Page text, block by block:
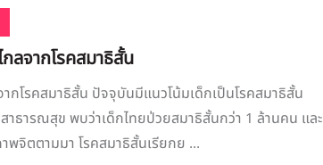
กลจากโรคสมาธิสั้น
ากโรคสมาธิสั้น ปัจจุบันมีแนวโน้มเด็กเป็นโรคสมาธิสั้น
าธารณสุข พบว่าเด็กไทยป่วยสมาธิสั้นกว่า 1 ล้านคน และ
พจิตตามมา โรคสมาธิสั้นเรียกย ...